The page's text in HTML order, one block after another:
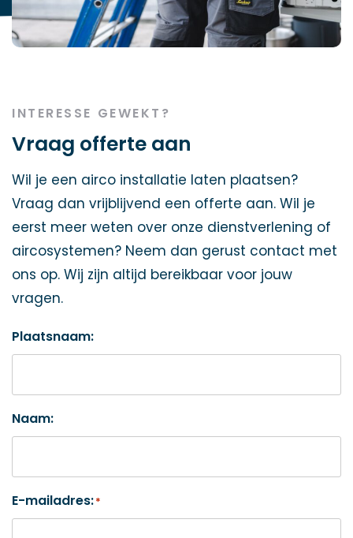
INTERESSE GEWEKT?
Vraag offerte aan
Wil je een airco installatie laten plaatsen?
Vraag dan vrijblijvend een offerte aan. Wil je
eerst meer weten over onze dienstverlening of
aircosystemen? Neem dan gerust contact met
ons op. Wij zijn altijd bereikbaar voor jouw
vragen.
Plaatsnaam:
Naam:
E-mailadres:*